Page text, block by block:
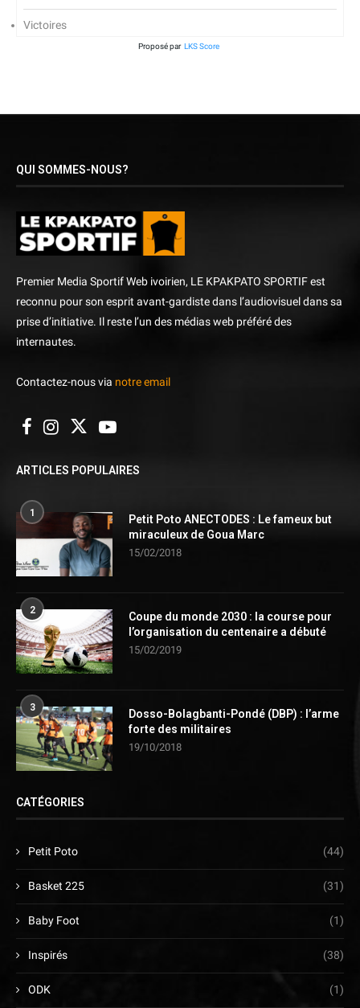
Victoires
Proposé par LKS Score
QUI SOMMES-NOUS?
Premier Media Sportif Web ivoirien, LE KPAKPATO SPORTIF est
reconnu pour son esprit avant-gardiste dans l’audiovisuel dans sa
prise d’initiative. Il reste l’un des médias web préféré des
internautes.
Contactez-nous via notre email
ARTICLES POPULAIRES
1
Petit Poto ANECTODES : Le fameux but
miraculeux de Goua Marc
15/02/2018
2
Coupe du monde 2030 : la course pour
l’organisation du centenaire a débuté
15/02/2019
3
Dosso-Bolagbanti-Pondé (DBP) : l’arme
forte des militaires
19/10/2018
CATÉGORIES
Petit Poto (44)
Basket 225 (31)
Baby Foot (1)
Inspirés (38)
ODK (1)